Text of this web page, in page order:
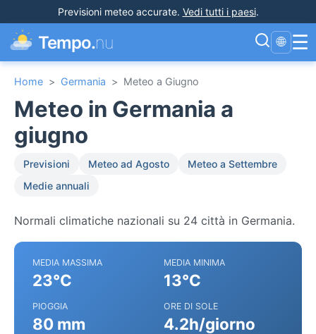
Previsioni meteo accurate. Vedi tutti i paesi.
Tempo.nu 🌐 ☰
Home > Germania > Meteo a Giugno
Meteo in Germania a
giugno
Previsioni Meteo ad Agosto
Meteo a Settembre
Medie annuali
Normali climatiche nazionali su 24 città in Germania.
MEDIA MASSIMA
23°C
MEDIA MINIMA
13°C
PIOGGIA
80 mm
ORE DI SOLE
4.2h/giorno